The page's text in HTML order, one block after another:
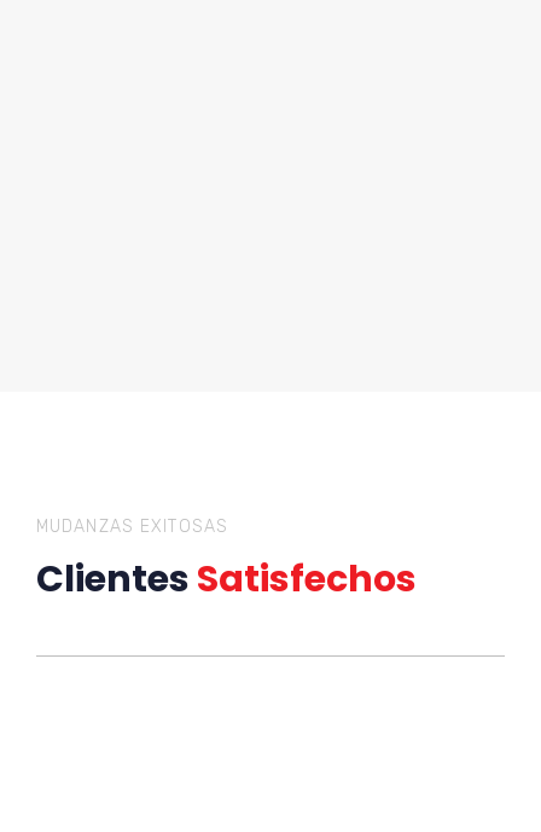
MUDANZAS EXITOSAS
ClientesSatisfechos